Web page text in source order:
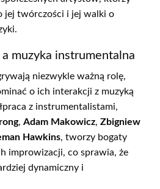
jej twórczości i jej walki o
muzyka instrumentalna
niezwykle ważną rolę,
o ich interakcji z muzyką
z instrumentalistami,
, Adam Makowicz, Zbigniew
Hawkins, tworzy bogaty
improwizacji, co sprawia, że
dynamiczny i